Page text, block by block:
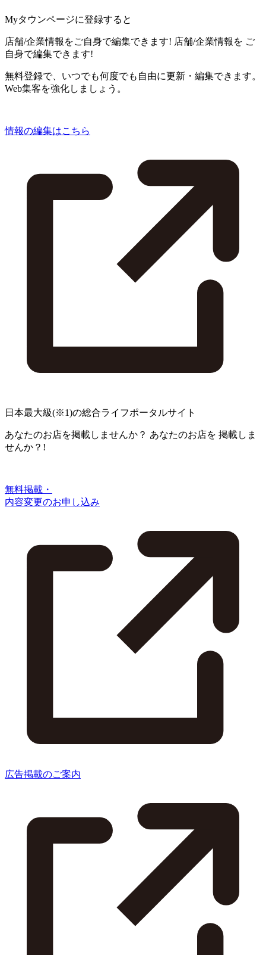
Myタウンページに登録すると
店舗/企業情報をご自身で編集できます! 店舗/企業情報を ご
自身で編集できます!
無料登録で、いつでも何度でも自由に更新・編集できます。
Web集客を強化しましょう。
情報の編集はこちら
日本最大級(※1)の総合ライフポータルサイト
あなたのお店を掲載しませんか？ あなたのお店を 掲載しま
せんか？!
無料掲載・
内容変更のお申し込み
広告掲載のご案内